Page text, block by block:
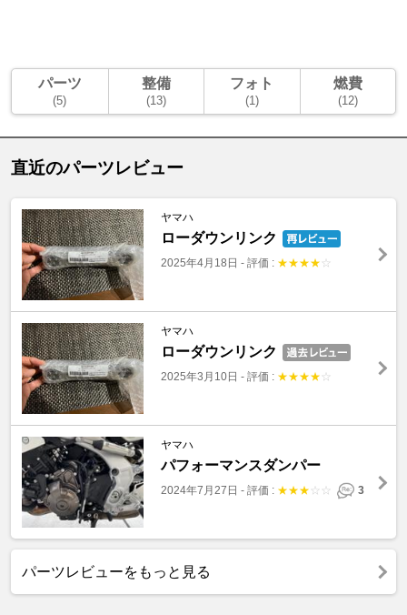
パーツ
(5)
整備
(13)
フォト
(1)
燃費
(12)
直近のパーツレビュー
ヤマハ
ローダウンリンク
2025年4月18日 - 評価 : ★★★★ ☆
ヤマハ
ローダウンリンク
2025年3月10日 - 評価 : ★★★★ ☆
ヤマハ
パフォーマンスダンパー
2024年7月27日 - 評価 : ★★★ ☆ ☆ 3
パーツレビューをもっと見る